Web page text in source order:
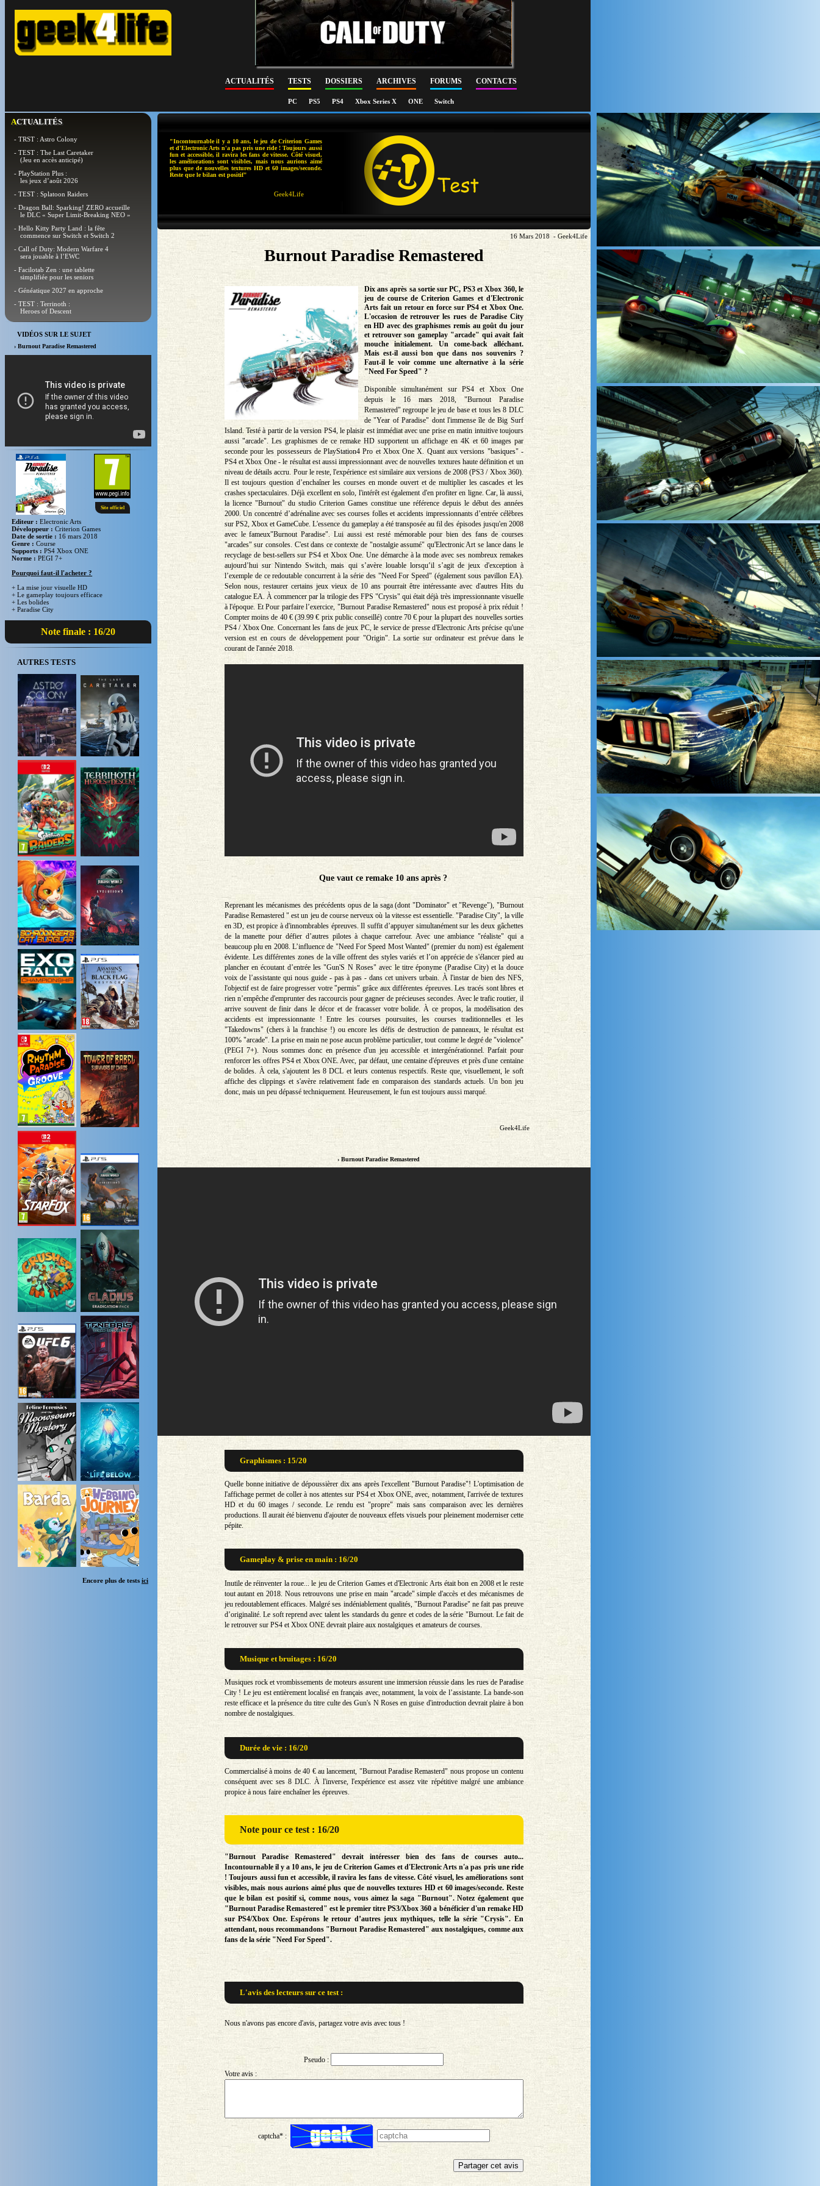
ACTUALITÉS TESTS DOSSIERS ARCHIVES FORUMS CONTACTS
PC PS5 PS4 Xbox Series X ONE Switch
ACTUALITÉS
- TRST : Astro Colony
- TEST : The Last Caretaker
(Jeu en accès anticipé)
- PlayStation Plus :
les jeux d’août 2026
- TEST : Splatoon Raiders
- Dragon Ball: Sparking! ZERO accueille
le DLC « Super Limit-Breaking NEO »
- Hello Kitty Party Land : la fête
commence sur Switch et Switch 2
- Call of Duty: Modern Warfare 4
sera jouable à l’EWC
- Facilotab Zen : une tablette
simplifiée pour les seniors
- Généatique 2027 en approche
- TEST : Terrinoth :
Heroes of Descent
VIDÉOS SUR LE SUJET
› Burnout Paradise Remastered
Site officiel
Editeur :Electronic Arts
Développeur :Criterion Games
Date de sortie : 16 mars 2018
Genre :Course
Supports :PS4 Xbox ONE
Norme :PEGI 7+
Pourquoi faut-il l'acheter ?
+ La mise jour visuelle HD
+ Le gameplay toujours efficace
+ Les bolides
+ Paradise City
Note finale : 16/20
AUTRES TESTS
Encore plus de tests ici
"Incontournable il y a 10 ans, le jeu de Criterion Games
et d'Electronic Arts n'a pas pris une ride ! Toujours aussi
fun et accessible, il ravira les fans de vitesse. Côté visuel,
les améliorations sont visibles, mais nous aurions aimé
plus que de nouvelles textures HD et 60 images/seconde.
Reste que le bilan est positif"
Geek4Life
16 Mars 2018 - Geek4Life
Burnout Paradise Remastered
Dix ans après sa sortie sur PC, PS3 et Xbox 360, le
jeu de course de Criterion Games et d'Electronic
Arts fait un retour en force sur PS4 et Xbox One.
L'occasion de retrouver les rues de Paradise City
en HD avec des graphismes remis au goût du jour
et retrouver son gameplay "arcade" qui avait fait
mouche initialement. Un come-back alléchant.
Mais est-il aussi bon que dans nos souvenirs ?
Faut-il le voir comme une alternative à la série
"Need For Speed" ?
Disponible simultanément sur PS4 et Xbox One
depuis le 16 mars 2018, "Burnout Paradise
Remastered" regroupe le jeu de base et tous les 8 DLC
de "Year of Paradise" dont l'immense île de Big Surf
Island. Testé à partir de la version PS4, le plaisir est immédiat avec une prise en matin intuitive toujours
aussi "arcade". Les graphismes de ce remake HD supportent un affichage en 4K et 60 images par
seconde pour les possesseurs de PlayStation4 Pro et Xbox One X. Quant aux versions "basiques" -
PS4 et Xbox One - le résultat est aussi impressionnant avec de nouvelles textures haute définition et un
niveau de détails accru. Pour le reste, l'expérience est similaire aux versions de 2008 (PS3 / Xbox 360).
Il est toujours question d’enchaîner les courses en monde ouvert et de multiplier les cascades et les
crashes spectaculaires. Déjà excellent en solo, l'intérêt est également d'en profiter en ligne. Car, là aussi,
la licence "Burnout" du studio Criterion Games constitue une référence depuis le début des années
2000. Un concentré d’adrénaline avec ses courses folles et accidents impressionnants d’entrée célèbres
sur PS2, Xbox et GameCube. L'essence du gameplay a été transposée au fil des épisodes jusqu'en 2008
avec le fameux"Burnout Paradise". Lui aussi est resté mémorable pour bien des fans de courses
"arcades" sur consoles. C'est dans ce contexte de "nostalgie assumé" qu'Electronic Art se lance dans le
recyclage de best-sellers sur PS4 et Xbox One. Une démarche à la mode avec ses nombreux remakes
aujourd’hui sur Nintendo Switch, mais qui s’avère louable lorsqu’il s’agit de jeux d'exception à
l’exemple de ce redoutable concurrent à la série des "Need For Speed" (également sous pavillon EA).
Selon nous, restaurer certains jeux vieux de 10 ans pourrait être intéressante avec d'autres Hits du
catalogue EA. À commencer par la trilogie des FPS "Crysis" qui était déjà très impressionnante visuelle
à l'époque. Et Pour parfaire l’exercice, "Burnout Paradise Remastered" nous est proposé à prix réduit !
Compter moins de 40 € (39.99 € prix public conseillé) contre 70 € pour la plupart des nouvelles sorties
PS4 / Xbox One. Concernant les fans de jeux PC, le service de presse d'Electronic Arts précise qu'une
version est en cours de développement pour "Origin". La sortie sur ordinateur est prévue dans le
courant de l'année 2018.
Que vaut ce remake 10 ans après ?
Reprenant les mécanismes des précédents opus de la saga (dont "Dominator" et "Revenge"), "Burnout
Paradise Remastered " est un jeu de course nerveux où la vitesse est essentielle. "Paradise City", la ville
en 3D, est propice à d'innombrables épreuves. Il suffit d’appuyer simultanément sur les deux gâchettes
de la manette pour défier d’autres pilotes à chaque carrefour. Avec une ambiance "réaliste" qui a
beaucoup plu en 2008. L’influence de "Need For Speed Most Wanted" (premier du nom) est également
évidente. Les différentes zones de la ville offrent des styles variés et l’on apprécie de s'élancer pied au
plancher en écoutant d’entrée les "Gun'S N Roses" avec le titre éponyme (Paradise City) et la douce
voix de l’assistante qui nous guide - pas à pas - dans cet univers urbain. À l'instar de bien des NFS,
l'objectif est de faire progresser votre "permis" grâce aux différentes épreuves. Les tracés sont libres et
rien n’empêche d'emprunter des raccourcis pour gagner de précieuses secondes. Avec le trafic routier, il
arrive souvent de finir dans le décor et de fracasser votre bolide. À ce propos, la modélisation des
accidents est impressionnante ! Entre les courses poursuites, les courses traditionnelles et les
"Takedowns" (chers à la franchise !) ou encore les défis de destruction de panneaux, le résultat est
100% "arcade". La prise en main ne pose aucun problème particulier, tout comme le degré de "violence"
(PEGI 7+). Nous sommes donc en présence d'un jeu accessible et intergénérationnel. Parfait pour
renforcer les offres PS4 et Xbox ONE. Avec, par défaut, une centaine d'épreuves et près d'une centaine
de bolides. À cela, s'ajoutent les 8 DCL et leurs contenus respectifs. Reste que, visuellement, le soft
affiche des clippings et s'avère relativement fade en comparaison des standards actuels. Un bon jeu
donc, mais un peu dépassé techniquement. Heureusement, le fun est toujours aussi marqué.
Geek4Life
› Burnout Paradise Remastered
Graphismes : 15/20
Quelle bonne initiative de dépoussièrer dix ans après l'excellent "Burnout Paradise"! L'optimisation de
l'affichage permet de coller à nos attentes sur PS4 et Xbox ONE, avec, notamment, l'arrivée de textures
HD et du 60 images / seconde. Le rendu est "propre" mais sans comparaison avec les dernières
productions. Il aurait été bienvenu d'ajouter de nouveaux effets visuels pour pleinement moderniser cette
pépite.
Gameplay & prise en main : 16/20
Inutile de réinventer la roue... le jeu de Criterion Games et d'Electronic Arts était bon en 2008 et le reste
tout autant en 2018. Nous retrouvons une prise en main "arcade" simple d'accès et des mécanismes de
jeu redoutablement efficaces. Malgré ses indéniablement qualités, "Burnout Paradise" ne fait pas preuve
d’originalité. Le soft reprend avec talent les standards du genre et codes de la série "Burnout. Le fait de
le retrouver sur PS4 et Xbox ONE devrait plaire aux nostalgiques et amateurs de courses.
Musique et bruitages : 16/20
Musiques rock et vrombissements de moteurs assurent une immersion réussie dans les rues de Paradise
City ! Le jeu est entièrement localisé en français avec, notamment, la voix de l’assistante. La bande-son
reste efficace et la présence du titre culte des Gun's N Roses en guise d'introduction devrait plaire à bon
nombre de nostalgiques.
Durée de vie : 16/20
Commercialisé à moins de 40 € au lancement, "Burnout Paradise Remasterd" nous propose un contenu
conséquent avec ses 8 DLC. À l'inverse, l'expérience est assez vite répétitive malgré une ambiance
propice à nous faire enchaîner les épreuves.
Note pour ce test : 16/20
"Burnout Paradise Remastered" devrait intéresser bien des fans de courses auto...
Incontournable il y a 10 ans, le jeu de Criterion Games et d'Electronic Arts n'a pas pris une ride
! Toujours aussi fun et accessible, il ravira les fans de vitesse. Côté visuel, les améliorations sont
visibles, mais nous aurions aimé plus que de nouvelles textures HD et 60 images/seconde. Reste
que le bilan est positif si, comme nous, vous aimez la saga "Burnout". Notez également que
"Burnout Paradise Remastered" est le premier titre PS3/Xbox 360 a bénéficier d'un remake HD
sur PS4/Xbox One. Espérons le retour d’autres jeux mythiques, telle la série "Crysis". En
attendant, nous recommandons "Burnout Paradise Remastered" aux nostalgiques, comme aux
fans de la série "Need For Speed".
L'avis des lecteurs sur ce test :
Nous n'avons pas encore d'avis, partagez votre avis avec tous !
Pseudo :
Votre avis :
captcha* :